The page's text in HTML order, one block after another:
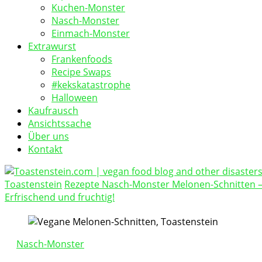
Kuchen-Monster
Nasch-Monster
Einmach-Monster
Extrawurst
Frankenfoods
Recipe Swaps
#kekskatastrophe
Halloween
Kaufrausch
Ansichtssache
Über uns
Kontakt
Toastenstein.com
vegan food blog
Toastenstein Rezepte Nasch-Monster Melonen-Schnitten –
Erfrischend und fruchtig!
Nasch-Monster